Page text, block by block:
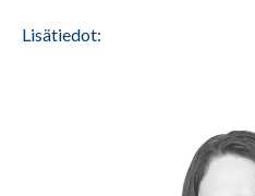
Lisätiedot: